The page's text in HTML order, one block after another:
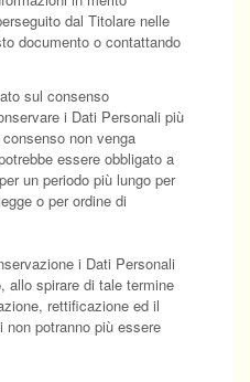
dal Titolare nelle
documento o contattando
sul consenso
i Dati Personali più
non venga
essere obbligato a
un periodo più lungo per
o per ordine di
i Dati Personali
allo spirare di tale termine
rettificazione ed il
potranno più essere